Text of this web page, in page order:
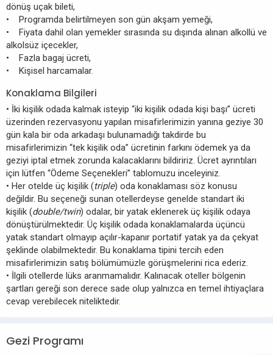
dönüş uçak bileti,
• Programda belirtilmeyen son gün akşam yemeği,
• Fiyata dahil olan yemekler sırasında su dışında alınan alkollü ve
alkolsüz içecekler,
• Fazla bagaj ücreti,
• Kişisel harcamalar.
Konaklama Bilgileri
• İki kişilik odada kalmak isteyip “iki kişilik odada kişi başı” ücreti
üzerinden rezervasyonu yapılan misafirlerimizin yanına geziye 30
gün kala bir oda arkadaşı bulunamadığı takdirde bu
misafirlerimizin “tek kişilik oda” ücretinin farkını ödemek ya da
geziyi iptal etmek zorunda kalacaklarını bildiririz. Ücret ayrıntıları
için lütfen “Ödeme Seçenekleri” tablomuzu inceleyiniz.
• Her otelde üç kişilik (triple) oda konaklaması söz konusu
değildir. Bu seçeneği sunan otellerdeyse genelde standart iki
kişilik (double/twin) odalar, bir yatak eklenerek üç kişilik odaya
dönüştürülmektedir. Üç kişilik odada konaklamalarda üçüncü
yatak standart olmayıp açılır-kapanır portatif yatak ya da çekyat
şeklinde olabilmektedir. Bu konaklama tipini tercih eden
misafirlerimizin satış bölümümüzle görüşmelerini rica ederiz.
• İlgili otellerde lüks aranmamalıdır. Kalınacak oteller bölgenin
şartları gereği son derece sade olup yalnızca en temel ihtiyaçlara
cevap verebilecek niteliktedir.
Gezi Programı